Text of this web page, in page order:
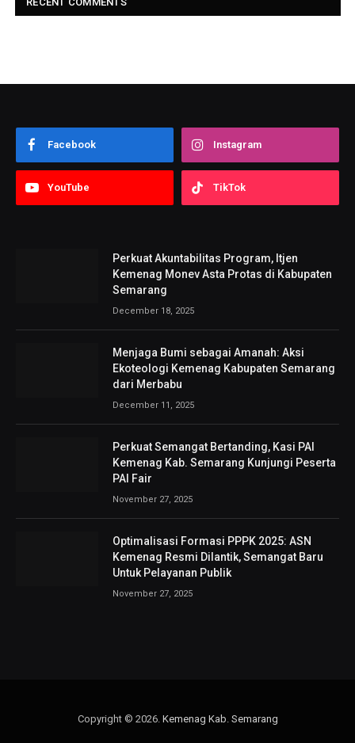
Facebook Instagram
YouTube TikTok
Perkuat Akuntabilitas Program, Itjen
Kemenag Monev Asta Protas di Kabupaten
Semarang
December 18, 2025
Menjaga Bumi sebagai Amanah: Aksi
Ekoteologi Kemenag Kabupaten Semarang
dari Merbabu
December 11, 2025
Perkuat Semangat Bertanding, Kasi PAI
Kemenag Kab. Semarang Kunjungi Peserta
PAI Fair
November 27, 2025
Optimalisasi Formasi PPPK 2025: ASN
Kemenag Resmi Dilantik, Semangat Baru
Untuk Pelayanan Publik
November 27, 2025
Copyright © 2026. Kemenag Kab. Semarang